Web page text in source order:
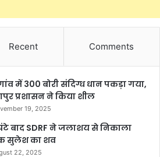
Recent Comments
में 300 बोरी संदिग्ध धान पकड़ा गया,
प्रशासन ने किया शील
19, 2025
बाद SDRF ने जलाशय से निकाला
सुलेश का शव
22, 2025